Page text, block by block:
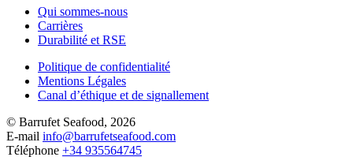
Qui sommes-nous
Carrières
Durabilité et RSE
Politique de confidentialité
Mentions Légales
Canal d’éthique et de signallement
© Barrufet Seafood, 2026
E-mail info@barrufetseafood.com
Téléphone +34 935564745